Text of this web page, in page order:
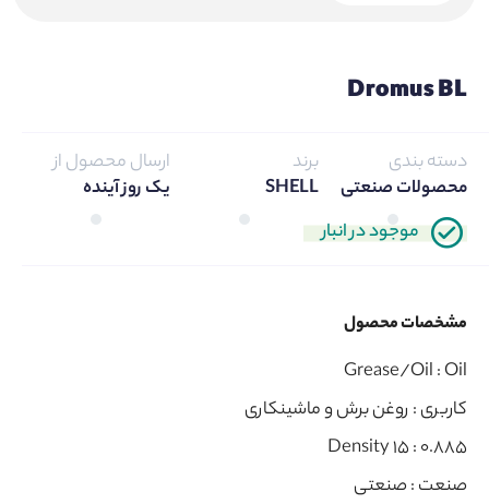
Dromus BL
موجود در انبار
دسته بندی
محصولات صنعتی
برند
SHELL
ارسال محصول از
یک روز آینده
مشخصات محصول
Grease/Oil :Oil
کاربری : روغن برش و ماشینکاری
Density 15 :0.885
صنعت :صنعتی